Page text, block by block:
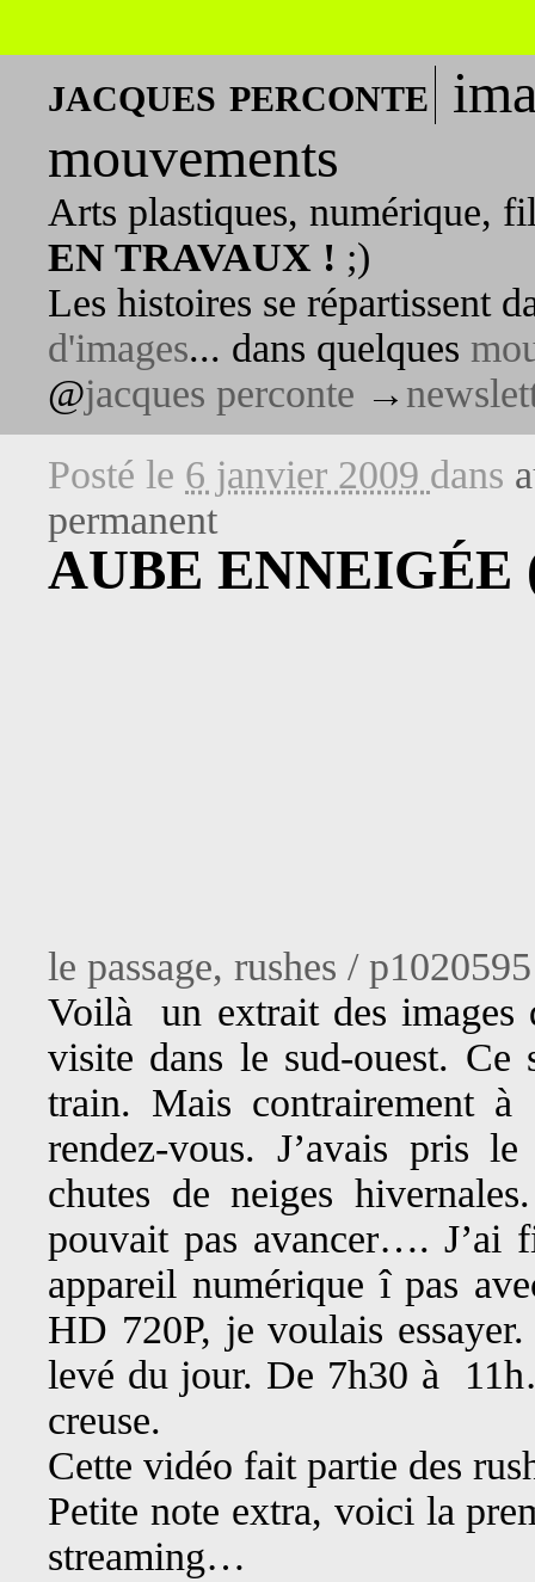
jacques perconte
mouvements
Arts plastiques, numérique,
EN TRAVAUX ! ;)
Les histoires se répartissent
d'images... dans quelques
@jacques perconte →
Posté le 6 janvier 2009 dans
permanent
AUBE ENNEIGÉE
le passage, rushes / p1020595
Voilà un extrait des images
visite dans le sud-ouest. Ce
train. Mais contrairement
rendez-vous. J’avais pris
chutes de neiges
pouvait pas avancer…. J’ai
appareil numérique î pas
HD 720P, je voulais
levé du jour. De 7h30 à
creuse.
Cette vidéo fait partie des
Petite note extra, voici la
streaming…